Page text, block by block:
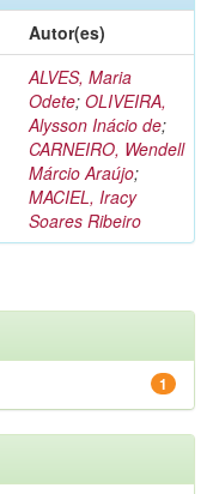
Autor(es)
ALVES, Maria
Odete; OLIVEIRA,
Alysson Inácio de;
CARNEIRO, Wendell
Márcio Araújo;
MACIEL, Iracy
Soares Ribeiro
1